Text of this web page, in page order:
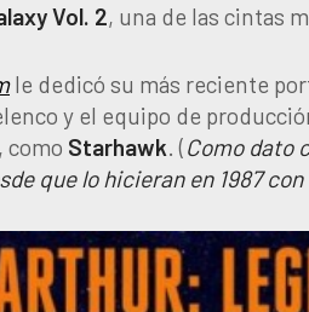
Vol. 2, una de las cintas
le dedicó su más reciente
y el equipo de
, como Starhawk. (Como dato
que lo hicieran en 1987 con